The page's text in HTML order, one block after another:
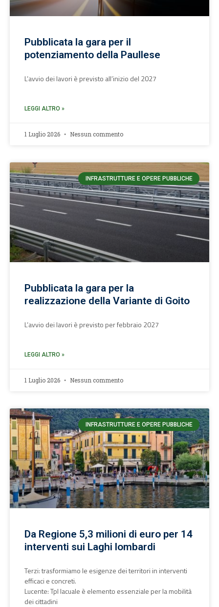
Pubblicata la gara per il
potenziamento della Paullese
L’avvio dei lavori è previsto all’inizio del 2027
LEGGI ALTRO »
1 Luglio 2026 Nessun commento
INFRASTRUTTURE E OPERE PUBBLICHE
Pubblicata la gara per la
realizzazione della Variante di Goito
L’avvio dei lavori è previsto per febbraio 2027
LEGGI ALTRO »
1 Luglio 2026 Nessun commento
INFRASTRUTTURE E OPERE PUBBLICHE
Da Regione 5,3 milioni di euro per 14
interventi sui Laghi lombardi
Terzi: trasformiamo le esigenze dei territori in interventi
efficaci e concreti.
Lucente: Tpl lacuale è elemento essenziale per la mobilità
dei cittadini